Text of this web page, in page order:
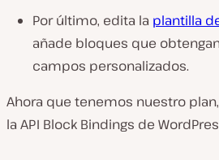
Por último, edita la plantilla
añade bloques que
campos personalizados.
Ahora que tenemos nuestro
la API Block Bindings de